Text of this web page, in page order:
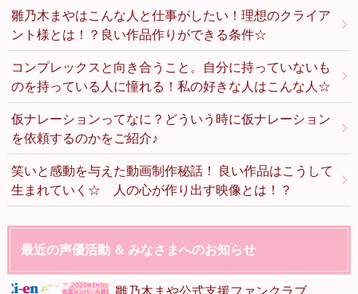
雛乃木まやはこんな人と仕事がしたい！理想のクライア
ント様とは！？良い作品作りができる条件☆
コンプレックスと向き合うこと。自分に持っていないも
のを持っている人に憧れる！私の好きな人はこんな人☆
仮ナレーションってなに？どういう時に仮ナレーション
を依頼するのかをご紹介♪
笑いと感動を与えた動画制作秘話！ 良い作品はこうして
生まれていく☆ 人の心が作り出す映像とは！？
最近の声優活動 ＆ みなさまへのお知らせ
雛乃木まや公式支援ファンクラブ